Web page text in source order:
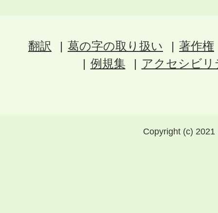
翻訳 葛の字の取り扱い
著作権
例規集
アクセシビ
Copyright (c)